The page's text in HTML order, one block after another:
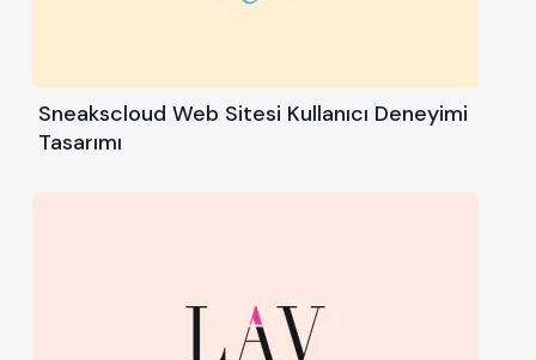
Sneakscloud Web Sitesi Kullanıcı Deneyimi
Tasarımı